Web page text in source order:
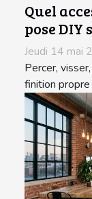
Quel
pose DIY
Jeudi 14 mai
Percer,
finition propre